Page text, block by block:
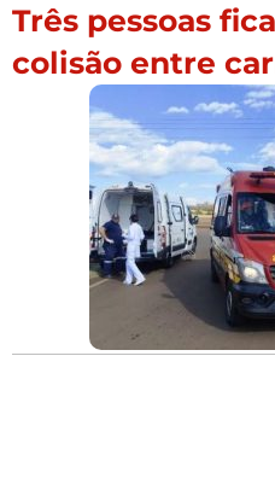
Três pessoas
colisão entre